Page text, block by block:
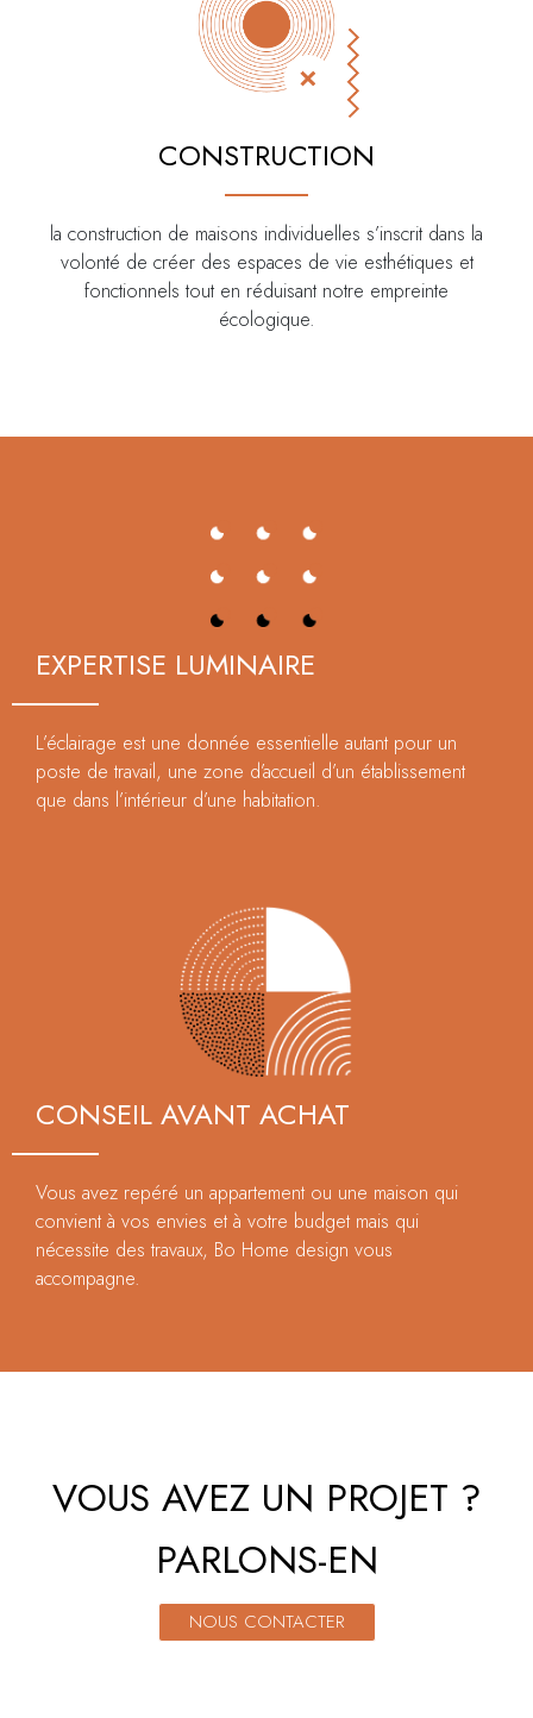
CONSTRUCTION
la construction de maisons individuelles s’inscrit dans la
volonté de créer des espaces de vie esthétiques et
fonctionnels tout en réduisant notre empreinte
écologique.
EXPERTISE LUMINAIRE
L’éclairage est une donnée essentielle autant pour un
poste de travail, une zone d’accueil d’un établissement
que dans l’intérieur d’une habitation.
CONSEIL AVANT ACHAT
Vous avez repéré un appartement ou une maison qui
convient à vos envies et à votre budget mais qui
nécessite des travaux, Bo Home design vous
accompagne.
VOUS AVEZ UN PROJET ?
PARLONS-EN
NOUS CONTACTER